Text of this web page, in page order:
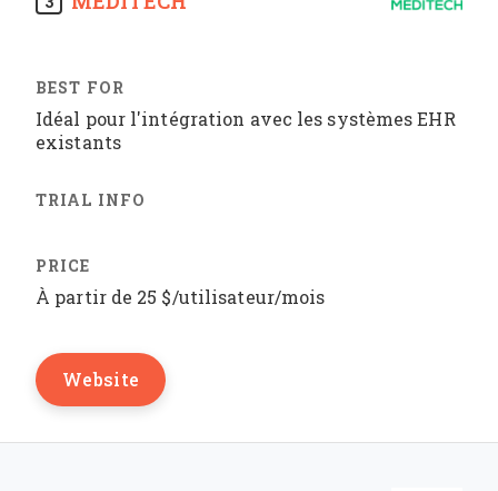
Idéal pour l'intégration avec les systèmes EHR
existants
À partir de 25 $/utilisateur/mois
Website